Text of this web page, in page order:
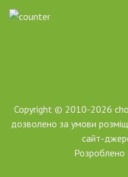
Copyright © 2010-2026
дозволено за умови
сайт-
Розроблено